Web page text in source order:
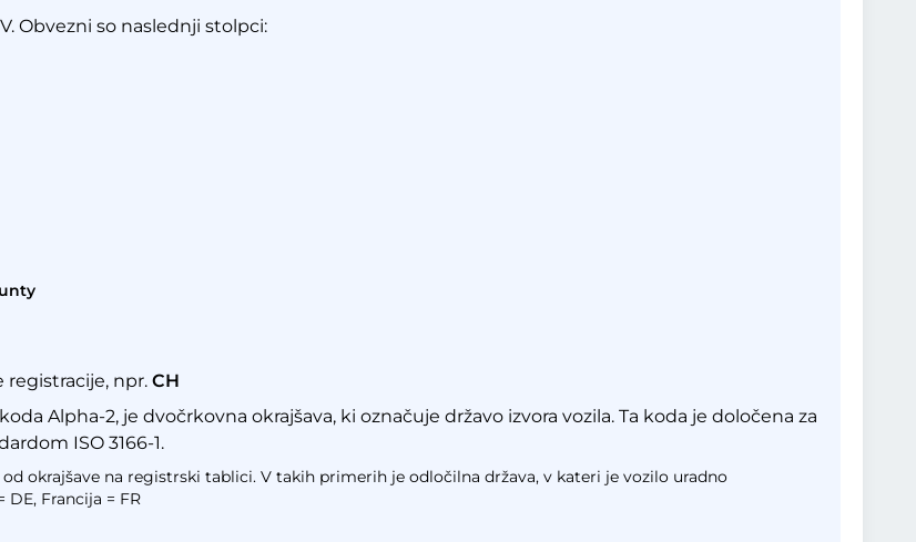
Obvezni so naslednji stolpci:
registracije, npr. CH
Alpha-2, je dvočrkovna okrajšava, ki označuje državo izvora vozila. Ta koda je določena za
ISO 3166-1.
od okrajšave na registrski tablici. V takih primerih je odločilna država, v kateri je vozilo uradno
Francija = FR